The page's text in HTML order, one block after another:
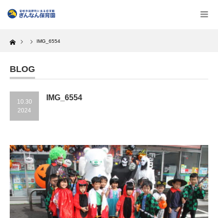
Home IMG_6554
BLOG
10.30
2024
IMG_6554